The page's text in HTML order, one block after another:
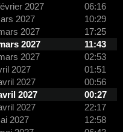
2027
06:16
2027
10:29
2027
17:25
2027
11:43
2027
02:53
2027
01:51
2027
00:56
2027
00:27
2027
22:17
2027
12:58